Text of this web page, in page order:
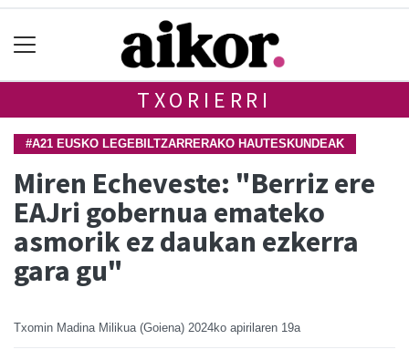
TXORIERRI
#A21 EUSKO LEGEBILTZARRERAKO HAUTESKUNDEAK
Miren Echeveste: "Berriz ere
EAJri gobernua emateko
asmorik ez daukan ezkerra
gara gu"
Txomin Madina Milikua (Goiena) 2024ko apirilaren 19a